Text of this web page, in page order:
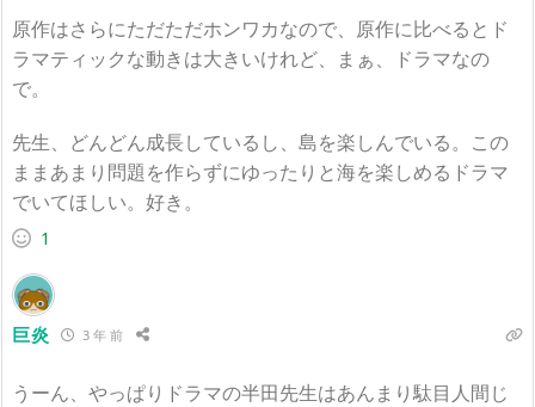
原作はさらにただただホンワカなので、原作に比べるとド
ラマティックな動きは大きいけれど、まぁ、ドラマなの
で。
先生、どんどん成長しているし、島を楽しんでいる。この
ままあまり問題を作らずにゆったりと海を楽しめるドラマ
でいてほしい。好き。
1
巨炎 3 年 前
うーん、やっぱりドラマの半田先生はあんまり駄目人間じ